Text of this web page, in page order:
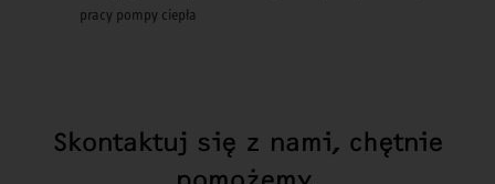
pracy pompy ciepła
Skontaktuj się z nami, chętnie